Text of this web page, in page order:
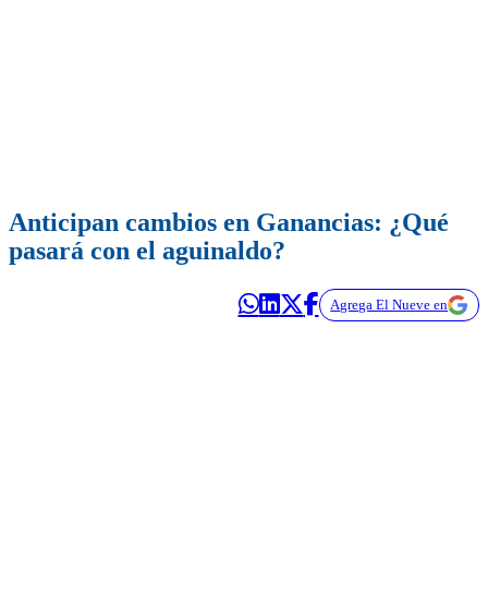
Anticipan cambios en Ganancias: ¿Qué
pasará con el aguinaldo?
Agrega El Nueve en